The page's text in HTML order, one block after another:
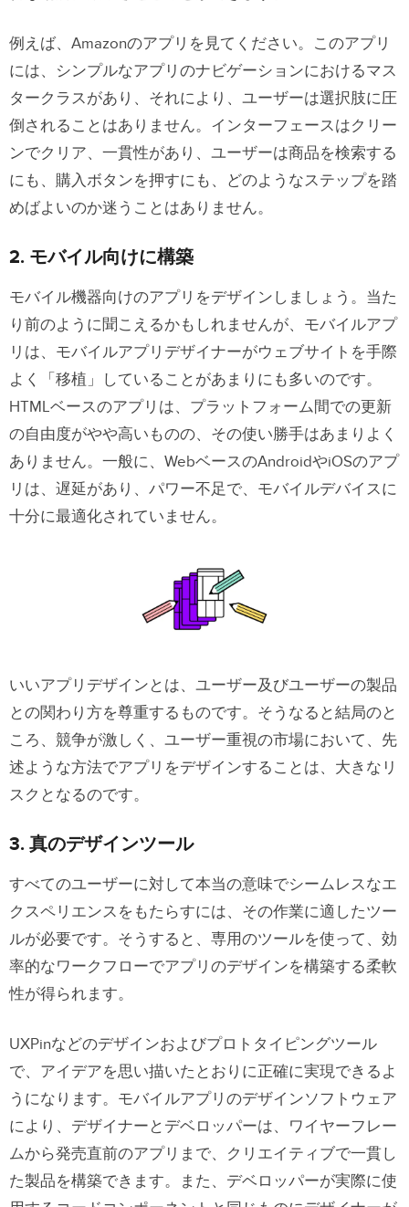
例えば、Amazonのアプリを見てください。このアプリ
には、シンプルなアプリのナビゲーションにおけるマス
タークラスがあり、それにより、ユーザーは選択肢に圧
倒されることはありません。インターフェースはクリー
ンでクリア、一貫性があり、ユーザーは商品を検索する
にも、購入ボタンを押すにも、どのようなステップを踏
めばよいのか迷うことはありません。
2. モバイル向けに構築
モバイル機器向けのアプリをデザインしましょう。当た
り前のように聞こえるかもしれませんが、モバイルアプ
リは、モバイルアプリデザイナーがウェブサイトを手際
よく「移植」していることがあまりにも多いのです。
HTMLベースのアプリは、プラットフォーム間での更新
の自由度がやや高いものの、その使い勝手はあまりよく
ありません。一般に、WebベースのAndroidやiOSのアプ
リは、遅延があり、パワー不足で、モバイルデバイスに
十分に最適化されていません。
いいアプリデザインとは、ユーザー及びユーザーの製品
との関わり方を尊重するものです。そうなると結局のと
ころ、競争が激しく、ユーザー重視の市場において、先
述ような方法でアプリをデザインすることは、大きなリ
スクとなるのです。
3. 真のデザインツール
すべてのユーザーに対して本当の意味でシームレスなエ
クスペリエンスをもたらすには、その作業に適したツー
ルが必要です。そうすると、専用のツールを使って、効
率的なワークフローでアプリのデザインを構築する柔軟
性が得られます。
UXPinなどのデザインおよびプロトタイピングツール
で、アイデアを思い描いたとおりに正確に実現できるよ
うになります。モバイルアプリのデザインソフトウェア
により、デザイナーとデベロッパーは、ワイヤーフレー
ムから発売直前のアプリまで、クリエイティブで一貫し
た製品を構築できます。また、デベロッパーが実際に使